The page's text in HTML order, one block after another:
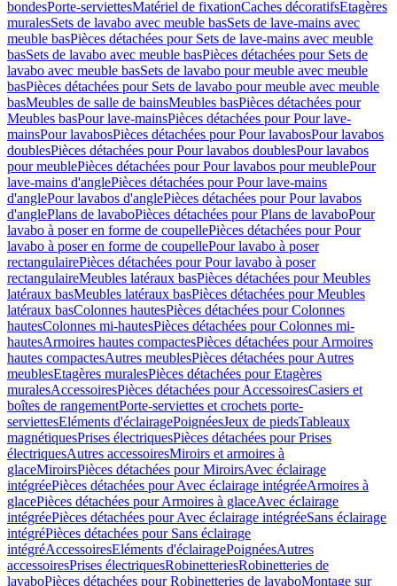
bondesPorte-serviettesMatériel de fixationCaches décoratifsEtagères
muralesSets de lavabo avec meuble basSets de lave-mains avec
meuble basPièces détachées pour Sets de lave-mains avec meuble
basSets de lavabo avec meuble basPièces détachées pour Sets de
lavabo avec meuble basSets de lavabo pour meuble avec meuble
basPièces détachées pour Sets de lavabo pour meuble avec meuble
basMeubles de salle de bainsMeubles basPièces détachées pour
Meubles basPour lave-mainsPièces détachées pour Pour lave-
mainsPour lavabosPièces détachées pour Pour lavabosPour lavabos
doublesPièces détachées pour Pour lavabos doublesPour lavabos
pour meublePièces détachées pour Pour lavabos pour meublePour
lave-mains d'anglePièces détachées pour Pour lave-mains
d'anglePour lavabos d'anglePièces détachées pour Pour lavabos
d'anglePlans de lavaboPièces détachées pour Plans de lavaboPour
lavabo à poser en forme de coupellePièces détachées pour Pour
lavabo à poser en forme de coupellePour lavabo à poser
rectangulairePièces détachées pour Pour lavabo à poser
rectangulaireMeubles latéraux basPièces détachées pour Meubles
latéraux basMeubles latéraux basPièces détachées pour Meubles
latéraux basColonnes hautesPièces détachées pour Colonnes
hautesColonnes mi-hautesPièces détachées pour Colonnes mi-
hautesArmoires hautes compactesPièces détachées pour Armoires
hautes compactesAutres meublesPièces détachées pour Autres
meublesEtagères muralesPièces détachées pour Etagères
muralesAccessoiresPièces détachées pour AccessoiresCasiers et
boîtes de rangementPorte-serviettes et crochets porte-
serviettesEléments d'éclairagePoignéesJeux de piedsTableaux
magnétiquesPrises électriquesPièces détachées pour Prises
électriquesAutres accessoiresMiroirs et armoires à
glaceMiroirsPièces détachées pour MiroirsAvec éclairage
intégréePièces détachées pour Avec éclairage intégréeArmoires à
glacePièces détachées pour Armoires à glaceAvec éclairage
intégréePièces détachées pour Avec éclairage intégréeSans éclairage
intégréPièces détachées pour Sans éclairage
intégréAccessoiresEléments d'éclairagePoignéesAutres
accessoiresPrises électriquesRobinetteriesRobinetteries de
lavaboPièces détachées pour Robinetteries de lavaboMontage sur